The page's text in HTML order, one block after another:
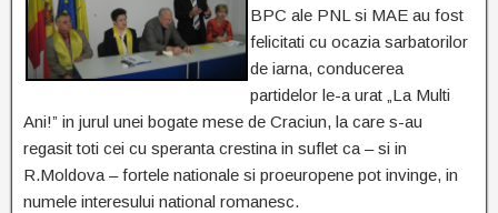
BPC ale PNL si MAE au fost
felicitati cu ocazia sarbatorilor
de iarna, conducerea
partidelor le-a urat „La Multi
Ani!” in jurul unei bogate mese de Craciun, la care s-au
regasit toti cei cu speranta crestina in suflet ca – si in
R.Moldova – fortele nationale si proeuropene pot invinge, in
numele interesului national romanesc.